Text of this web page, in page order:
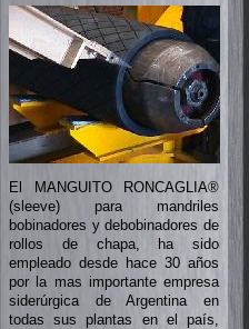
El MANGUITO RONCAGLIA®
(sleeve) para mandriles
bobinadores y debobinadores de
rollos de chapa, ha sido
empleado desde hace 30 años
por la mas importante empresa
siderúrgica de Argentina en
todas sus plantas en el país,